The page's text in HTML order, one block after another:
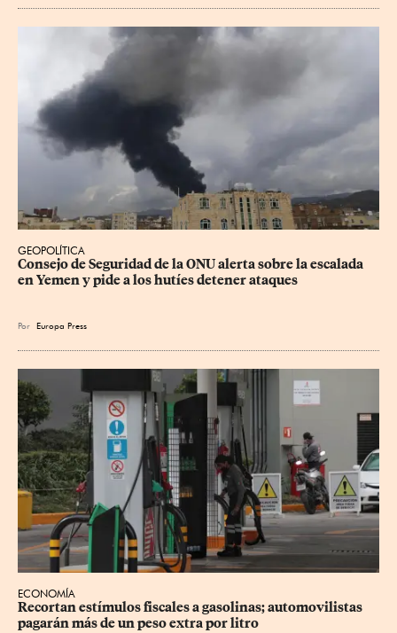
GEOPOLÍTICA
Consejo de Seguridad de la ONU alerta sobre la escalada
en Yemen y pide a los hutíes detener ataques
Por Europa Press
ECONOMÍA
Recortan estímulos fiscales a gasolinas; automovilistas
pagarán más de un peso extra por litro